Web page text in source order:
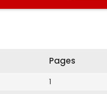
Pages
1